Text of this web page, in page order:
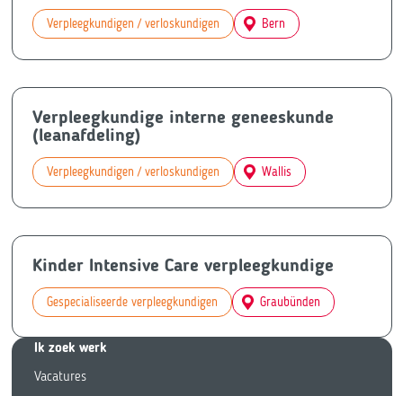
Verpleegkundigen / verloskundigen Bern
Verpleegkundige interne geneeskunde
(leanafdeling)
Verpleegkundigen / verloskundigen Wallis
Kinder Intensive Care verpleegkundige
Gespecialiseerde verpleegkundigen Graubünden
Ik zoek werk
Vacatures